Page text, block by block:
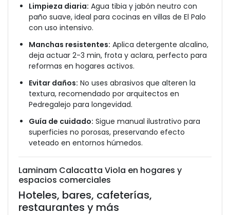
Limpieza diaria: Agua tibia y jabón neutro con
paño suave, ideal para cocinas en villas de El Palo
con uso intensivo.
Manchas resistentes: Aplica detergente alcalino,
deja actuar 2-3 min, frota y aclara, perfecto para
reformas en hogares activos.
Evitar daños: No uses abrasivos que alteren la
textura, recomendado por arquitectos en
Pedregalejo para longevidad.
Guía de cuidado: Sigue manual ilustrativo para
superficies no porosas, preservando efecto
veteado en entornos húmedos.
Laminam Calacatta Viola en hogares y
espacios comerciales
Hoteles, bares, cafeterías,
restaurantes y más